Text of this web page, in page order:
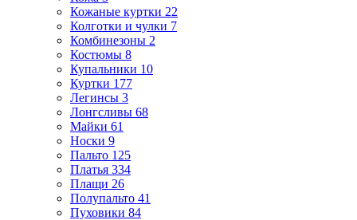
Кожаные куртки 22
Колготки и чулки 7
Комбинезоны 2
Костюмы 8
Купальники 10
Куртки 177
Легинсы 3
Лонгсливы 68
Майки 61
Носки 9
Пальто 125
Платья 334
Плащи 26
Полупальто 41
Пуховики 84